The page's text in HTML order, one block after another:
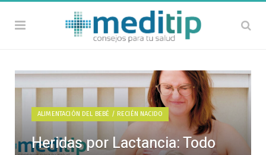
ALIMENTACIÓN DEL BEBÉ / RECIÉN NACIDO
Heridas por Lactancia: Todo